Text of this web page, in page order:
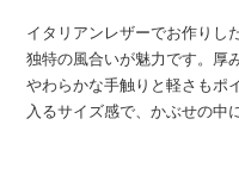
イタリアンレザーでお作りし
独特の風合いが魅力です。厚
やわらかな手触りと軽さもポ
入るサイズ感で、かぶせの中